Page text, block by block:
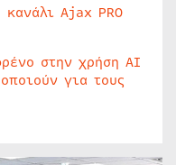
Ajax PRO
στην χρήση AI
για τους